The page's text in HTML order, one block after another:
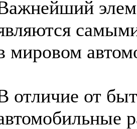
мировом
отличие от